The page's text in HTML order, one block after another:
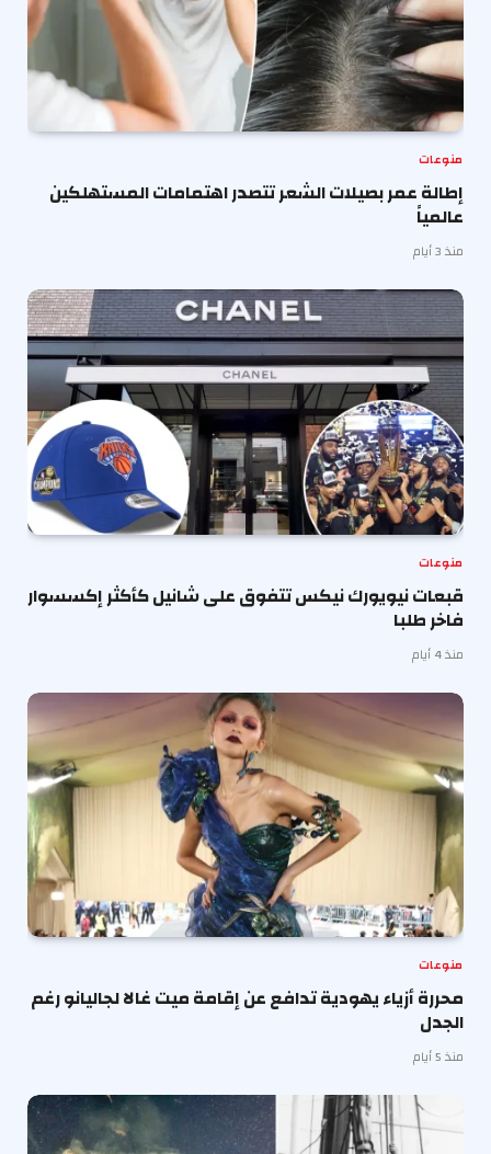
منوعات
إطالة عمر بصيلات الشعر تتصدر اهتمامات المستهلكين
عالمياً
منذ 3 أيام
منوعات
قبعات نيويورك نيكس تتفوق على شانيل كأكثر إكسسوار
فاخر طلبا
منذ 4 أيام
منوعات
محررة أزياء يهودية تدافع عن إقامة ميت غالا لجاليانو رغم
الجدل
منذ 5 أيام